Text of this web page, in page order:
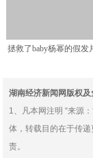
拯救了baby杨幂的假发
湖南经济新闻网版权及
1、凡本网注明 “来源
体，转载目的在于传
责。